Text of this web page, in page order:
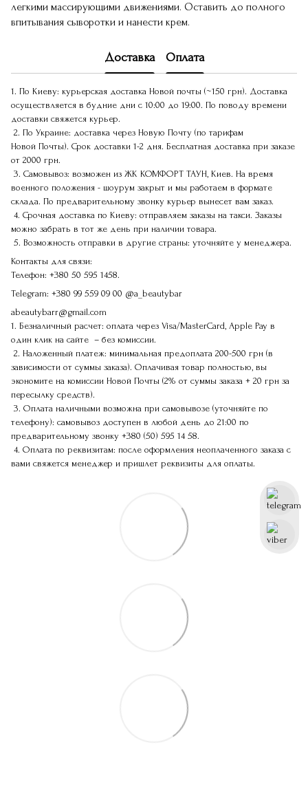
легкими массирующими движениями. Оставить до полного
впитывания сыворотки и нанести крем.
Доставка Оплата
1. По Киеву: курьерская доставка Новой почты (~150 грн). Доставка
осуществляется в будние дни с 10:00 до 19:00. По поводу времени
доставки свяжется курьер.
2. По Украине: доставка через Новую Почту (по тарифам
Новой Почты). Срок доставки 1-2 дня. Бесплатная доставка при заказе
от 2000 грн.
3. Самовывоз: возможен из ЖК КОМФОРТ ТАУН, Киев. На время
военного положения - шоурум закрыт и мы работаем в формате
склада. По предварительному звонку курьер вынесет вам заказ.
4. Срочная доставка по Киеву: отправляем заказы на такси. Заказы
можно забрать в тот же день при наличии товара.
5. Возможность отправки в другие страны: уточняйте у менеджера.
Контакты для связи:
Телефон: +380 50 595 1458.
Telegram: +380 99 559 09 00 @a_beautybar
abeautybarr@gmail.com
1. Безналичный расчет: оплата через Visa/MasterCard, Apple Pay в
один клик на сайте – без комиссии.
2. Наложенный платеж: минимальная предоплата 200-500 грн (в
зависимости от суммы заказа). Оплачивая товар полностью, вы
экономите на комиссии Новой Почты (2% от суммы заказа + 20 грн за
пересылку средств).
3. Оплата наличными возможна при самовывозе (уточняйте по
телефону): самовывоз доступен в любой день до 21:00 по
предварительному звонку +380 (50) 595 14 58.
4. Оплата по реквизитам: после оформления неоплаченного заказа с
вами свяжется менеджер и пришлет реквизиты для оплаты.